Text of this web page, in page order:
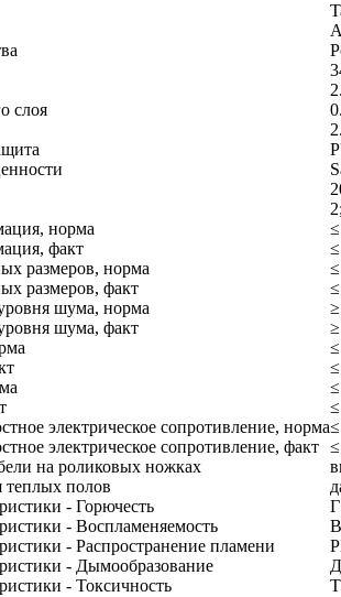
слоя
норма
факт
размеров, норма
размеров, факт
шума, норма
шума, факт
электрическое сопротивление, норма
электрическое сопротивление, факт
на роликовых ножках
теплых полов
- Горючесть
- Воспламеняемость
- Распространение пламени
- Дымообразование
- Токсичность